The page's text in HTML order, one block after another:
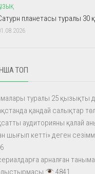
планетасы туралы
ТОП
туралы 25 қызықты
қандай салықтар
аудиторияны қалай
шығып кетті» деген
арналған
4841